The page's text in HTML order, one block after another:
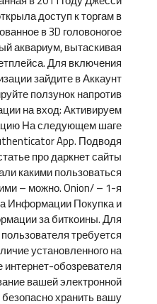
доступ к торгам в
в 3D головоногое
аквариум, вытаскивая
Для включения
зайдите в Аккаунт
ползунок напротив
на вход: Активируем
На следующем шаге
App. Подводя
про даркнет сайты
какими пользоваться
– можно. Onion/ – 1-я
Информации Покупка и
за биткоины. Для
требуется
установленного на
обозревателя
вашей электронной
хранить вашу